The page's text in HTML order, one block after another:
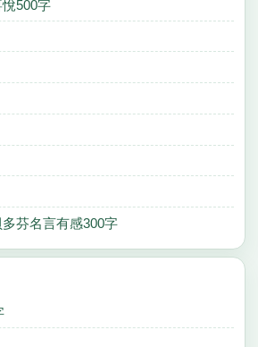
500字
芬名言有感300字